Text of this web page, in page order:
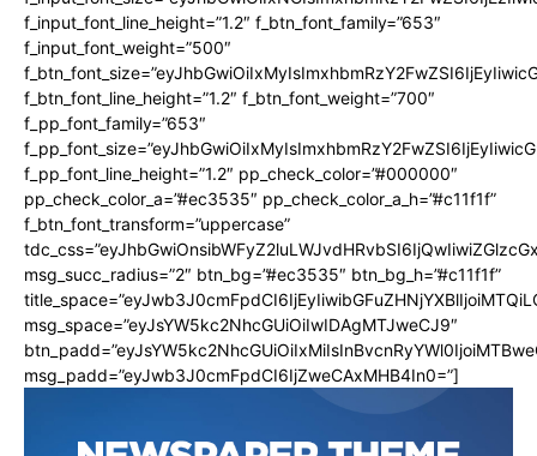
f_input_font_line_height=”1.2″ f_btn_font_family=”653″
f_input_font_weight=”500″
f_btn_font_line_height=”1.2″ f_btn_font_weight=”700″
f_pp_font_family=”653″
f_pp_font_line_height=”1.2″ pp_check_color=”#000000″
pp_check_color_a=”#ec3535″ pp_check_color_a_h=”#c11f1f”
f_btn_font_transform=”uppercase”
msg_succ_radius=”2″ btn_bg=”#ec3535″ btn_bg_h=”#c11f1f”
msg_space=”eyJsYW5kc2NhcGUiOiIwIDAgMTJweCJ9″
msg_padd=”eyJwb3J0cmFpdCI6IjZweCAxMHB4In0=”]